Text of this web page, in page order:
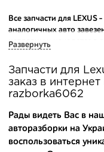
Все запчасти для LEXUS
аналогичных авто
исправны и находятся в
производителя.
Вашему вниманию
автозапчастей дляLexus
популярных марок. Мы
высококачественные
аналогов.
Развернуть
Запчасти для
заказ в
razborka6062
Рады видеть Вас в
авторазборки на
воспользоваться